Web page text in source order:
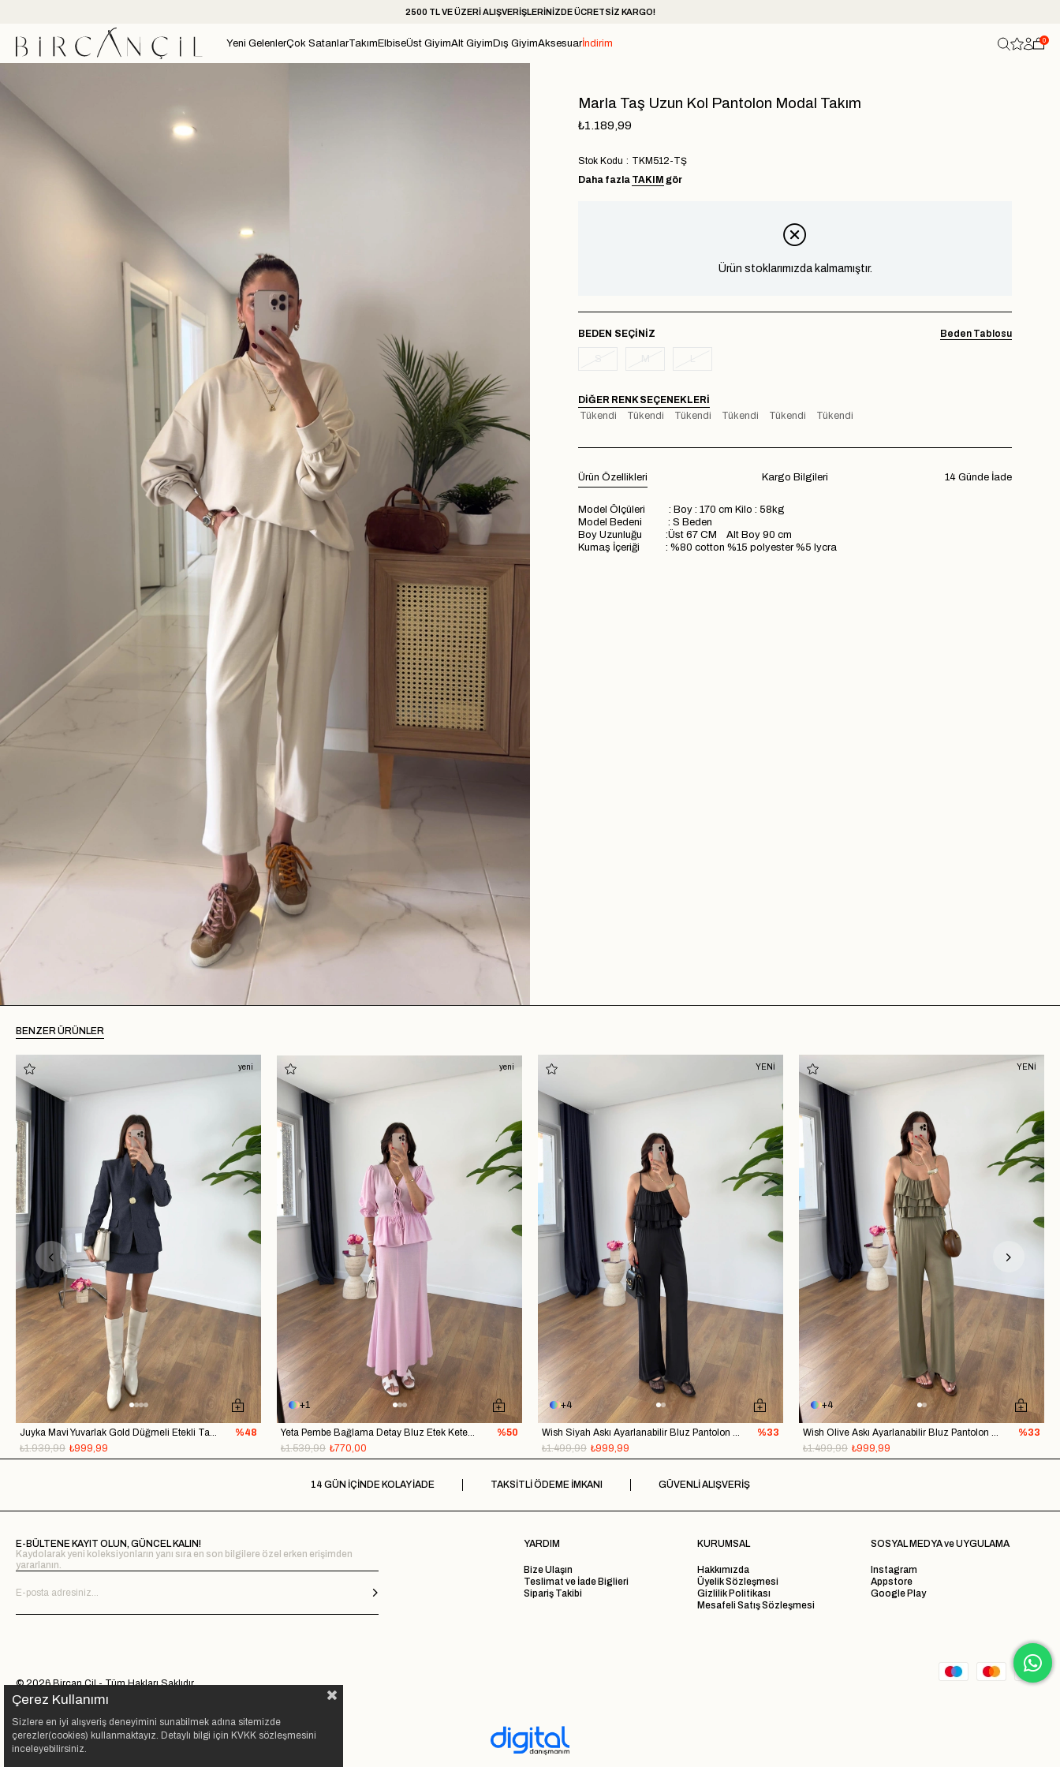
2500 TL VE ÜZERİ ALIŞVERİŞLERİNİZDE ÜCRETSİZ KARGO!
Yeni GelenlerÇok SatanlarTakım ElbiseÜst GiyimAlt Giyim Dış GiyimAksesuarİndirim 0
Marla Taş Uzun Kol Pantolon Modal Takım
₺1.189,99
Stok Kodu
TKM512-TŞ
Daha fazla TAKIM gör
Ürün stoklarımızda kalmamıştır.
Beden Tablosu
BEDEN
DIĞER RENK SEÇENEKLERI
Tükendi
Tükendi Tükendi Tükendi Tükendi Tükendi
Ürün Özellikleri 14 Günde İade
Kargo Bilgileri
Model Ölçüleri : Boy : 170 cm Kilo : 58kg
Model Bedeni : S Beden
Boy Uzunluğu :Üst 67 CM Alt Boy 90 cm
Kumaş İçeriği : %80 cotton %15 polyester %5 lycra
BENZER ÜRÜNLER
Juyka Mavi Yuvarlak Gold Düğmeli Etekli Takım
₺999,99
₺1.939,99
%48
yeni
1
Yeta Pembe Bağlama Detay Bluz Etek Keten Takım
₺770,00
₺1.539,99
%50
yeni
4
Wish Siyah Askı Ayarlanabilir Bluz Pantolon Takım
₺999,99
₺1.499,99
%33
YENİ
4
Wish Olive Askı Ayarlanabilir Bluz Pantolon Takım
₺999,99
₺1.499,99
%33
YENİ
14 GÜN İÇİNDE KOLAY İADE TAKSİTLİ ÖDEME İMKANI GÜVENLİ ALIŞVERİŞ
E-BÜLTENE KAYIT OLUN, GÜNCEL KALIN!
Kaydolarak yeni koleksiyonların yanı sıra en son bilgilere özel erken erişimden
yararlanın.
YARDIM
Bize Ulaşın
Teslimat ve İade Biglieri
Sipariş Takibi
KURUMSAL
Hakkımızda
Üyelik Sözleşmesi
Gizlilik Politikası
Mesafeli Satış Sözleşmesi
SOSYAL MEDYA ve UYGULAMA
Instagram
Appstore
Google Play
© 2026 Bircan Çil - Tüm Hakları Saklıdır.
Çerez Kullanımı
Sizlere en iyi alışveriş deneyimini sunabilmek adına sitemizde
çerezler(cookies) kullanmaktayız. Detaylı bilgi için KVKK sözleşmesini
inceleyebilirsiniz.